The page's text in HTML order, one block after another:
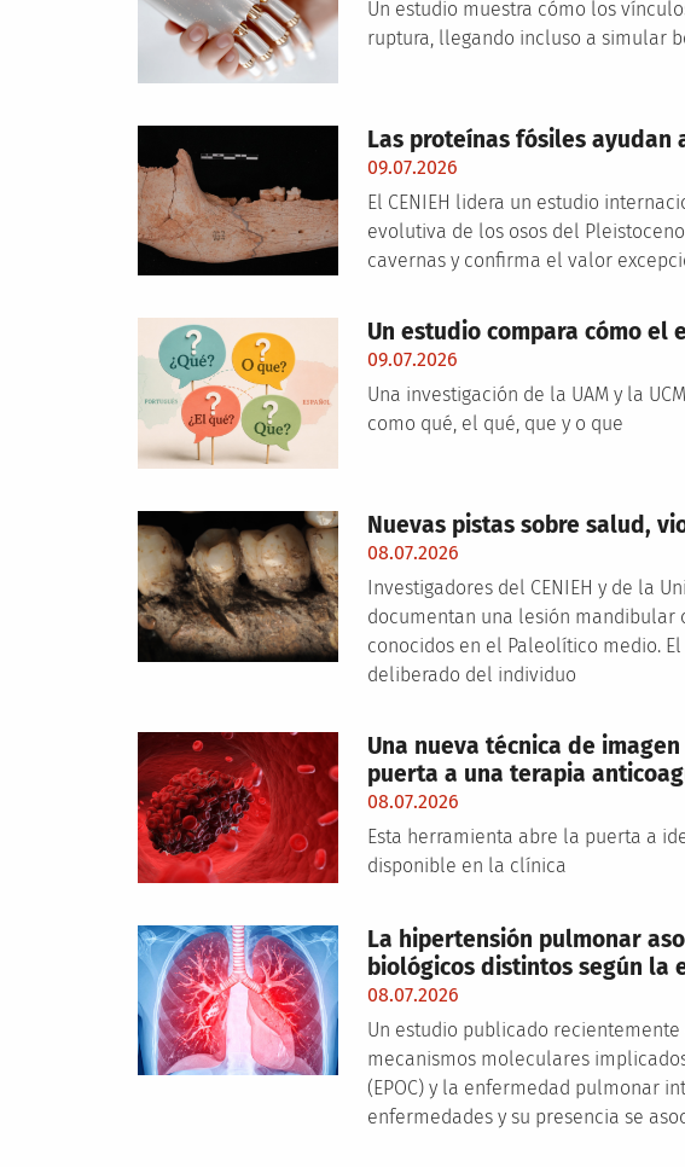
Un estudio muestra cómo los
ruptura, llegando incluso a simular
Las proteínas fósiles ayudan
09.07.2026
El CENIEH lidera un estudio
evolutiva de los osos del
cavernas y confirma el valor
Un estudio compara cómo el
09.07.2026
Una investigación de la UAM y la
como qué, el qué, que y o que
Nuevas pistas sobre salud,
08.07.2026
Investigadores del CENIEH y de la
documentan una lesión mandibular
conocidos en el Paleolítico medio.
deliberado del individuo
Una nueva técnica de
puerta a una terapia
08.07.2026
Esta herramienta abre la puerta a
disponible en la clínica
La hipertensión pulmonar
biológicos distintos según la
08.07.2026
Un estudio publicado
mecanismos moleculares
(EPOC) y la enfermedad pulmonar
enfermedades y su presencia se